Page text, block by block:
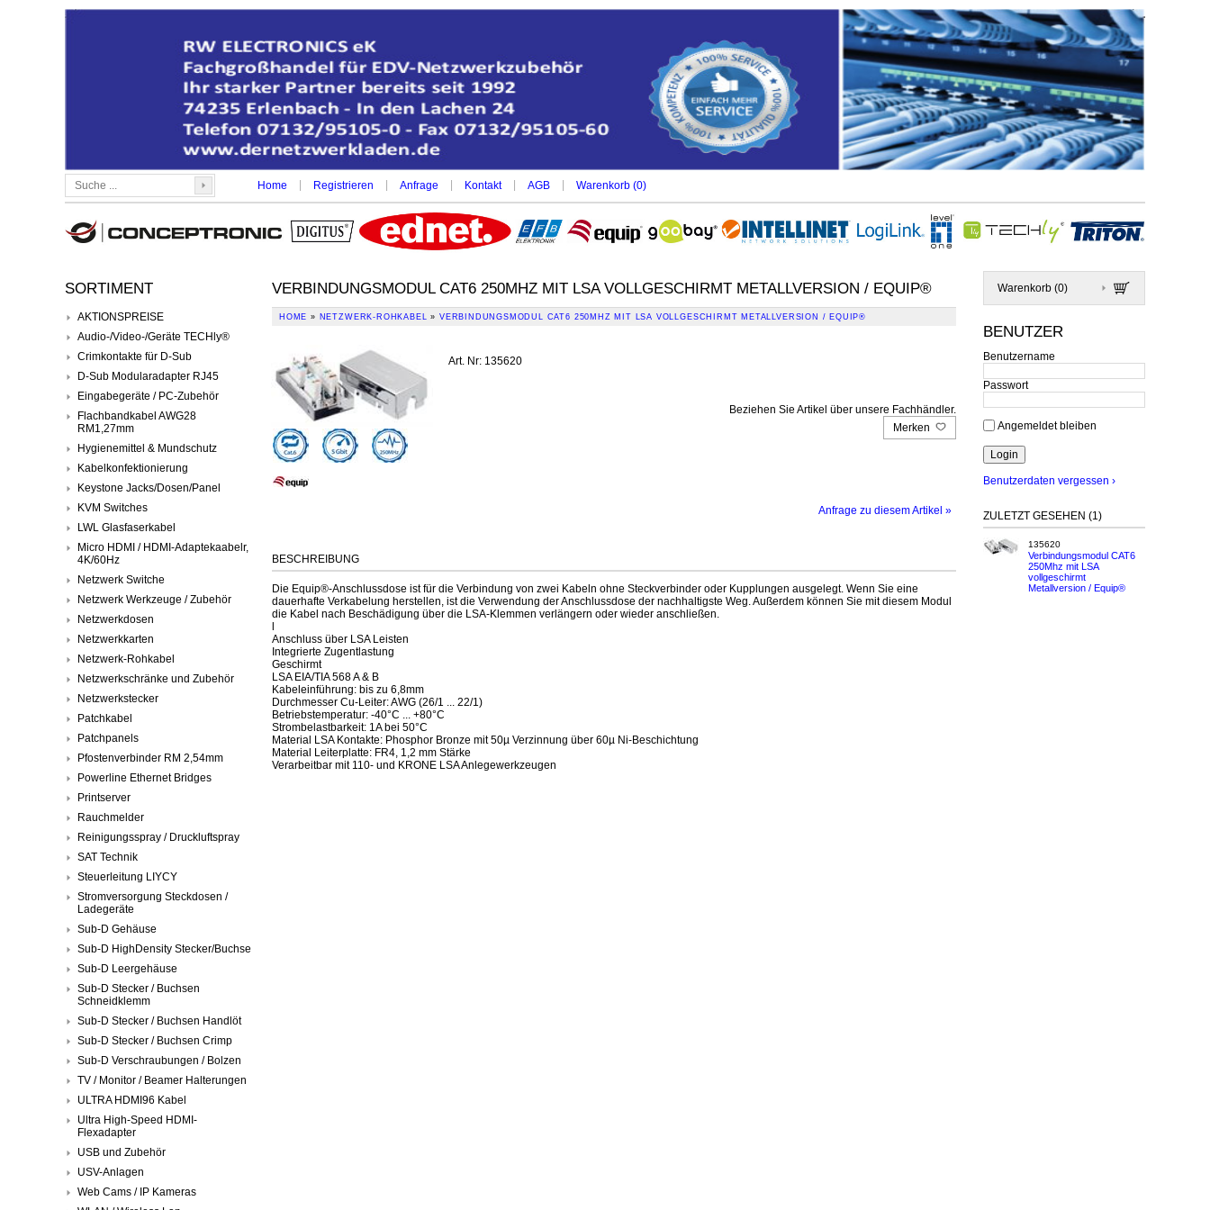
Home Registrieren Anfrage Kontakt AGB Warenkorb (0)
Warenkorb (0)
BENUTZER
Benutzername
Passwort
Angemeldet bleiben
Benutzerdaten vergessen ›
ZULETZT GESEHEN (1)
135620
Verbindungsmodul CAT6
250Mhz mit LSA
vollgeschirmt
Metallversion / Equip®
SORTIMENT
AKTIONSPREISE
Audio-/Video-/Geräte TECHly®
Crimkontakte für D-Sub
D-Sub Modularadapter RJ45
Eingabegeräte / PC-Zubehör
Flachbandkabel AWG28
RM1,27mm
Hygienemittel & Mundschutz
Kabelkonfektionierung
Keystone Jacks/Dosen/Panel
KVM Switches
LWL Glasfaserkabel
Micro HDMI / HDMI-Adaptekaabelr,
4K/60Hz
Netzwerk Switche
Netzwerk Werkzeuge / Zubehör
Netzwerkdosen
Netzwerkkarten
Netzwerk-Rohkabel
Netzwerkschränke und Zubehör
Netzwerkstecker
Patchkabel
Patchpanels
Pfostenverbinder RM 2,54mm
Powerline Ethernet Bridges
Printserver
Rauchmelder
Reinigungsspray / Druckluftspray
SAT Technik
Steuerleitung LIYCY
Stromversorgung Steckdosen /
Ladegeräte
Sub-D Gehäuse
Sub-D HighDensity Stecker/Buchse
Sub-D Leergehäuse
Sub-D Stecker / Buchsen
Schneidklemm
Sub-D Stecker / Buchsen Handlöt
Sub-D Stecker / Buchsen Crimp
Sub-D Verschraubungen / Bolzen
TV / Monitor / Beamer Halterungen
ULTRA HDMI96 Kabel
Ultra High-Speed HDMI-
Flexadapter
USB und Zubehör
USV-Anlagen
Web Cams / IP Kameras
VERBINDUNGSMODUL CAT6 250MHZ MIT LSA VOLLGESCHIRMT METALLVERSION / EQUIP®
HOME » NETZWERK-ROHKABEL » VERBINDUNGSMODUL CAT6 250MHZ MIT LSA VOLLGESCHIRMT METALLVERSION / EQUIP®
Art. Nr: 135620
Beziehen Sie Artikel über unsere Fachhändler.
Merken
Anfrage zu diesem Artikel »
BESCHREIBUNG
Die Equip®-Anschlussdose ist für die Verbindung von zwei Kabeln ohne Steckverbinder oder Kupplungen ausgelegt. Wenn Sie eine
dauerhafte Verkabelung herstellen, ist die Verwendung der Anschlussdose der nachhaltigste Weg. Außerdem können Sie mit diesem Modul
die Kabel nach Beschädigung über die LSA-Klemmen verlängern oder wieder anschließen.
l
Anschluss über LSA Leisten
Integrierte Zugentlastung
Geschirmt
LSA EIA/TIA 568 A & B
Kabeleinführung: bis zu 6,8mm
Durchmesser Cu-Leiter: AWG (26/1 ... 22/1)
Betriebstemperatur: -40°C ... +80°C
Strombelastbarkeit: 1A bei 50°C
Material LSA Kontakte: Phosphor Bronze mit 50µ Verzinnung über 60µ Ni-Beschichtung
Material Leiterplatte: FR4, 1,2 mm Stärke
Verarbeitbar mit 110- und KRONE LSA Anlegewerkzeugen